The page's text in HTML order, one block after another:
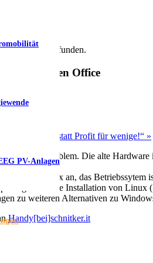
PV-Anlagen
bereits stattgefunden.
Linux / Open Office
?
für alle statt Profit für wenige!“ »
gleichen Problem. Die alte
sich Linux an, das
zeigen wir die Installation von
zu weiteren Alternativen zu
Handy[bei]schnitker.it